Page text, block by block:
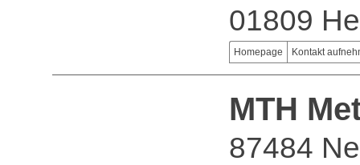
01809
Homepage Kontakt
MTH
87484